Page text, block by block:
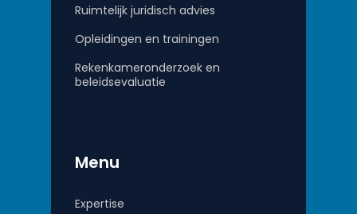
Ruimtelijk juridisch advies
Opleidingen en trainingen
Rekenkameronderzoek en
beleidsevaluatie
Menu
Expertise